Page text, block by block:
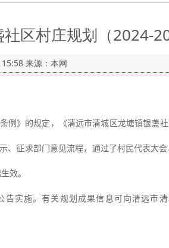
社区村庄规划（2024-
来源：本网
例》的规定，《清远市清城区龙塘镇银盏
、征求部门意见流程，通过了村民代表大
效。
实施。有关规划成果信息可向清远市